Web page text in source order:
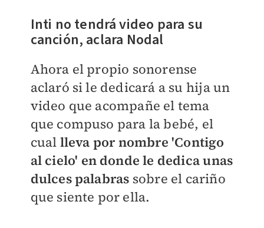
Inti no tendrá video para su
canción, aclara Nodal
Ahora el propio sonorense
aclaró si le dedicará a su hija un
video que acompañe el tema
que compuso para la bebé, el
cual lleva por nombre 'Contigo
al cielo' en donde le dedica unas
dulces palabras sobre el cariño
que siente por ella.